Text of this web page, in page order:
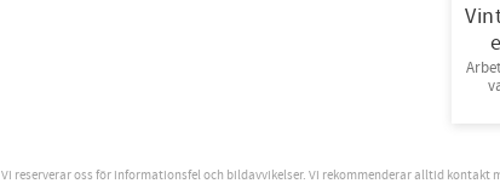
Vi reserverar oss för informationsfel och bildavvikelser. Vi rekommenderar alltid